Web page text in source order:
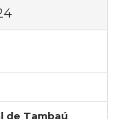
de Tambaú